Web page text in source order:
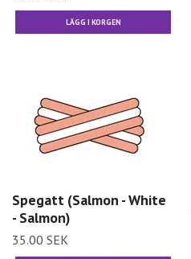
Spegatt (Salmon - White
- Salmon)
35.00 SEK